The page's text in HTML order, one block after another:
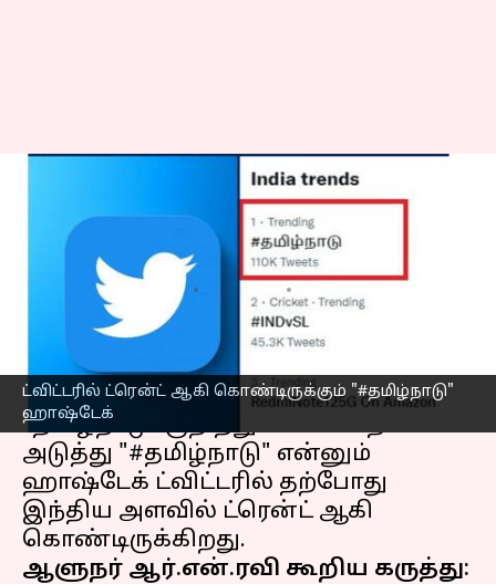
ட்விட்டரில் ட்ரென்ட் ஆகி கொண்டிருக்கும் "#தமிழ்நாடு"
ஹாஷ்டேக்
தமிழ்நாடு-தமிழகம்
சர்ச்சை: என்ன நடக்கிறது
ட்விட்டரில்?
எழுதியவர் Sindhuja SM
செய்தி முன்னோட்டம்
ஆளுநர் ஆர்.என்.ரவி "தமிழகம்"
"தமிழநாடு" குறித்து பேசியதை
அடுத்து "#தமிழ்நாடு" என்னும்
ஹாஷ்டேக் ட்விட்டரில் தற்போது
இந்திய அளவில் ட்ரென்ட் ஆகி
ஆளுநர் ஆர்.என்.ரவி கூறிய கருத்து: